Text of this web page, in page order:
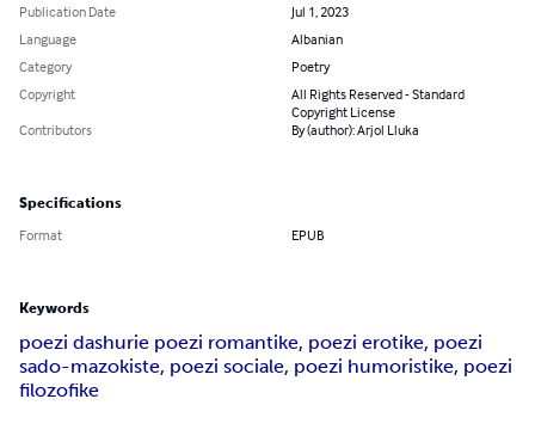
Publication Date
Jul 1, 2023
Language
Albanian
Category
Poetry
Copyright
All Rights Reserved - Standard
Copyright License
Contributors
By (author): Arjol Lluka
Specifications
Format EPUB
Keywords
poezi dashurie poezi romantike, poezi erotike, poezi
sado-mazokiste, poezi sociale, poezi humoristike, poezi
filozofike